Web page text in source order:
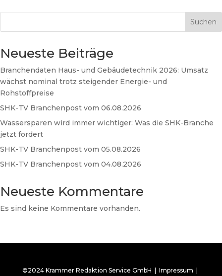
Suchen
Neueste Beiträge
Branchendaten Haus- und Gebäudetechnik 2026: Umsatz
wächst nominal trotz steigender Energie- und
Rohstoffpreise
SHK-TV Branchenpost vom 06.08.2026
Wassersparen wird immer wichtiger: Was die SHK-Branche
jetzt fordert
SHK-TV Branchenpost vom 05.08.2026
SHK-TV Branchenpost vom 04.08.2026
Neueste Kommentare
Es sind keine Kommentare vorhanden.
©2024 Krammer Redaktion Service GmbH |Impressum